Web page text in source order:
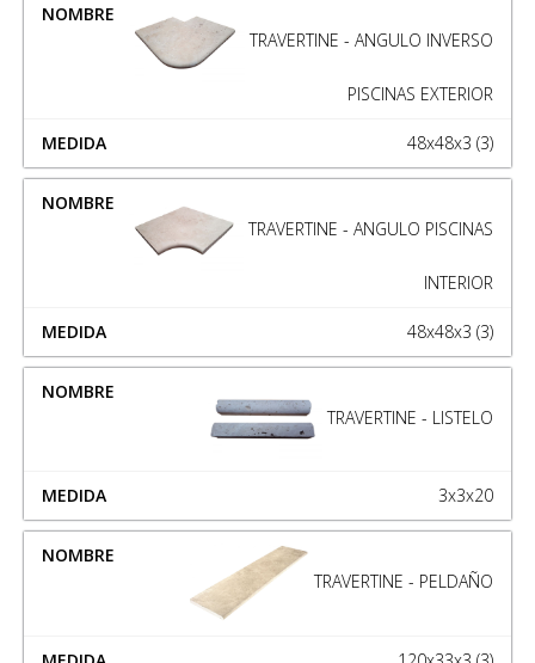
TRAVERTINE - ANGULO INVERSO
PISCINAS EXTERIOR
48x48x3 (3)
TRAVERTINE - ANGULO PISCINAS
INTERIOR
48x48x3 (3)
TRAVERTINE - LISTELO
3x3x20
TRAVERTINE - PELDAÑO